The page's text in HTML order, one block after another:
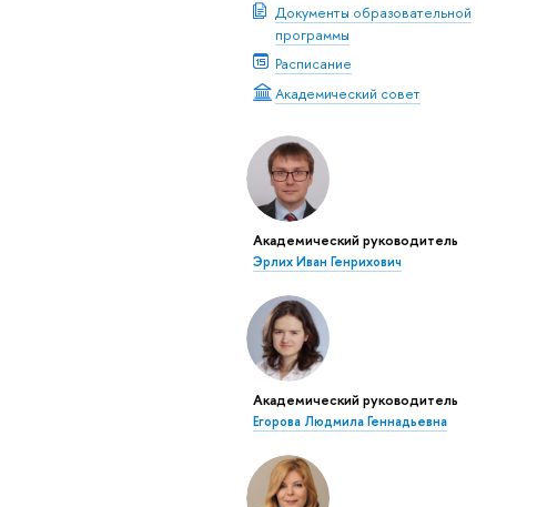
Документы образовательной
программы
Расписание
Академический совет
Академический руководитель
Эрлих Иван Генрихович
Академический руководитель
Егорова Людмила Геннадьевна